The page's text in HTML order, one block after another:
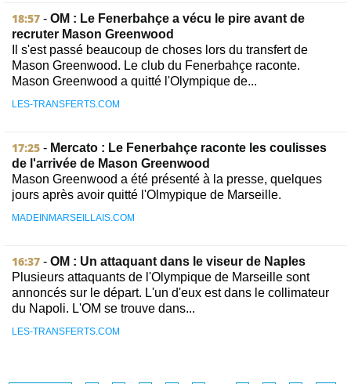
18:57 - OM : Le Fenerbahçe a vécu le pire avant de
recruter Mason Greenwood
Il s'est passé beaucoup de choses lors du transfert de
Mason Greenwood. Le club du Fenerbahçe raconte.
Mason Greenwood a quitté l'Olympique de...
LES-TRANSFERTS.COM
17:25 - Mercato : Le Fenerbahçe raconte les coulisses
de l'arrivée de Mason Greenwood
Mason Greenwood a été présenté à la presse, quelques
jours après avoir quitté l'Olmypique de Marseille.
MADEINMARSEILLAIS.COM
16:37 - OM : Un attaquant dans le viseur de Naples
Plusieurs attaquants de l'Olympique de Marseille sont
annoncés sur le départ. L'un d'eux est dans le collimateur
du Napoli. L'OM se trouve dans...
LES-TRANSFERTS.COM